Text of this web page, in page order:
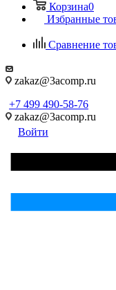
Корзина0
Избранные
Сравнение
zakaz@3acomp.ru
+7 499 490-58-76
zakaz@3acomp.ru
Войти